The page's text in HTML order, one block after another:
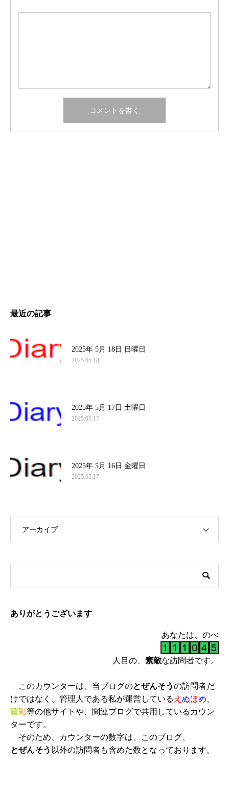
最近の記事
2025年 5月 18日 日曜日
2025.05.18
2025年 5月 17日 土曜日
2025.05.17
2025年 5月 16日 金曜日
2025.05.17
アーカイブ
ありがとうございます
あなたは、のべ
人目の、 素敵な訪問者です。
このカウンターは、当ブログのとぜんそうの訪問者だ
けではなく、管理人である私が運営している え ぬほめ
藤彩等の他サイトや、関連ブログで共用しているカウン
ターです。
そのため、カウンターの数字は、このブログ、
とぜんそう 以外の訪問者も含めた数となっております。